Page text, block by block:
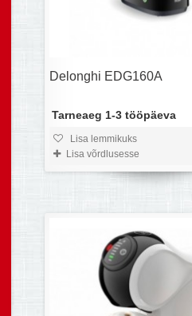
Delonghi EDG160A
Tarneaeg 1-3 tööpäeva
Lisa lemmikuks
Lisa võrdlusesse